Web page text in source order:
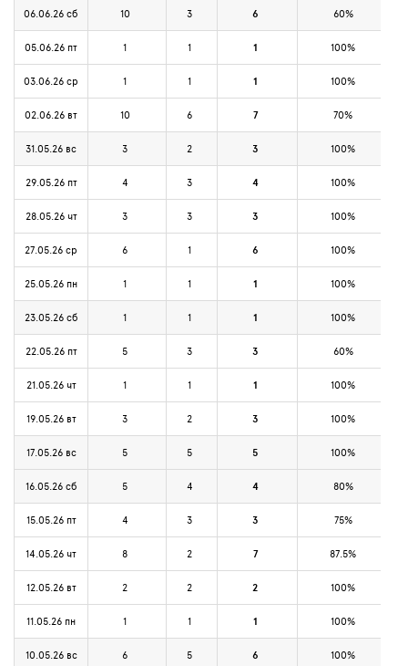
06.06.26 сб 10 3 6 60%
05.06.26 пт 1 1 1 100%
03.06.26 ср 1 1 1 100%
02.06.26 вт 10 6 7 70%
31.05.26 вс 3 2 3 100%
29.05.26 пт 4 3 4 100%
28.05.26 чт 3 3 3 100%
27.05.26 ср 6 1 6 100%
25.05.26 пн 1 1 1 100%
23.05.26 сб 1 1 1 100%
22.05.26 пт 5 3 3 60%
21.05.26 чт 1 1 1 100%
19.05.26 вт 3 2 3 100%
17.05.26 вс 5 5 5 100%
16.05.26 сб 5 4 4 80%
15.05.26 пт 4 3 3 75%
14.05.26 чт 8 2 7 87.5%
12.05.26 вт 2 2 2 100%
11.05.26 пн 1 1 1 100%
10.05.26 вс 6 5 6 100%